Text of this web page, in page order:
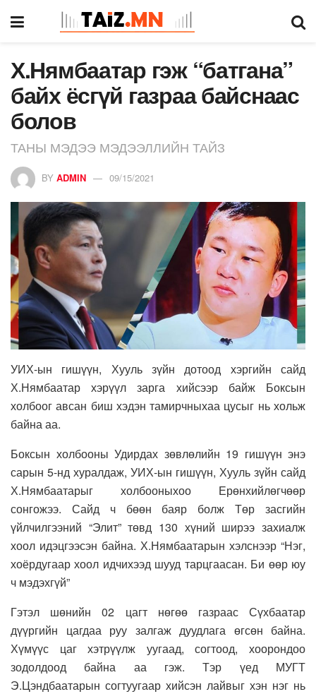
Х.Нямбаатар гэж “батгана”
байх ёсгүй газраа байснаас
болов
ТАНЫ МЭДЭЭ МЭДЭЭЛЛИЙН ТАЙЗ
BY ADMIN 09/15/2021
УИХ-ын гишүүн, Хууль зүйн дотоод хэргийн сайд
Х.Нямбаатар хэрүүл зарга хийсээр байж Боксын
холбоог авсан биш хэдэн тамирчныхаа цусыг нь хольж
байна аа.
Боксын холбооны Удирдах зөвлөлийн 19 гишүүн энэ
сарын 5-нд хуралдаж, УИХ-ын гишүүн, Хууль зүйн сайд
Х.Нямбаатарыг холбооныхоо Ерөнхийлөгчөөр
сонгожээ. Сайд ч бөөн баяр болж Төр засгийн
үйлчилгээний “Элит” төвд 130 хүний ширээ захиалж
хоол идэцгээсэн байна. Х.Нямбаатарын хэлснээр “Нэг,
хоёрдугаар хоол идчихээд шууд тарцгаасан. Би өөр юу
ч мэдэхгүй”
Гэтэл шөнийн 02 цагт нөгөө газраас Сүхбаатар
дүүргийн цагдаа руу залгаж дуудлага өгсөн байна.
Хүмүүс цаг хэтрүүлж уугаад, согтоод, хоорондоо
зодолдоод байна аа гэж. Тэр үед МУГТ
Э.Цэндбаатарын согтуугаар хийсэн лайвыг хэн нэг нь